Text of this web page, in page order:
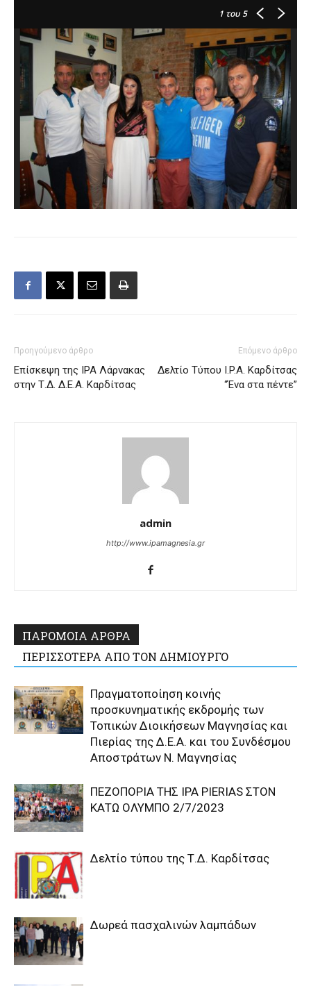
1 του 5
Προηγούμενο άρθρο
Επίσκεψη της IPA Λάρνακας
στην Τ.Δ. Δ.Ε.Α. Καρδίτσας
Επόμενο άρθρο
Δελτίο Τύπου I.P.A. Καρδίτσας
“Ένα στα πέντε”
admin
http://www.ipamagnesia.gr
ΠΑΡΟΜΟΙΑ ΑΡΘΡΑ
ΠΕΡΙΣΣΟΤΕΡΑ ΑΠΟ ΤΟΝ ΔΗΜΙΟΥΡΓΟ
Πραγματοποίηση κοινής
προσκυνηματικής εκδρομής των
Τοπικών Διοικήσεων Μαγνησίας και
Πιερίας της Δ.Ε.Α. και του Συνδέσμου
Αποστράτων Ν. Μαγνησίας
ΠΕΖΟΠΟΡΙΑ ΤΗΣ IPA PIERIAS ΣΤΟΝ
ΚΑΤΩ ΟΛΥΜΠΟ 2/7/2023
Δελτίο τύπου της Τ.Δ. Καρδίτσας
Δωρεά πασχαλινών λαμπάδων